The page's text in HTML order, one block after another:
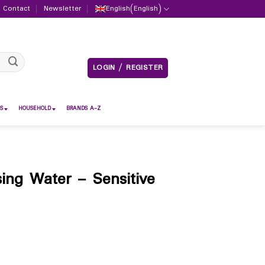
Contact Newsletter English(English)
LOGIN / REGISTER
HOUSEHOLD BRANDS A-Z
Water – Sensitive